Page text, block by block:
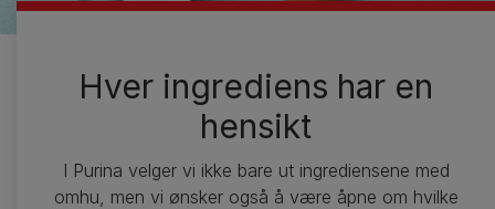
Hver ingrediens har en
hensikt
I Purina velger vi ikke bare ut ingrediensene med
omhu, men vi ønsker også å være åpne om hvilke